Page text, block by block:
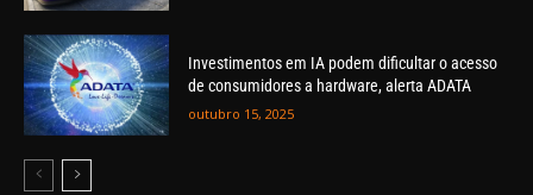
Investimentos em IA podem dificultar o acesso
de consumidores a hardware, alerta ADATA
outubro 15, 2025